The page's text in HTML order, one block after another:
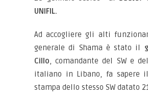
UNIFIL.
Ad accogliere gli alti
generale di Shama è stato il
Cillo, comandante del SW e
italiano in Libano, fa sapere
stampa dello stesso SW datato